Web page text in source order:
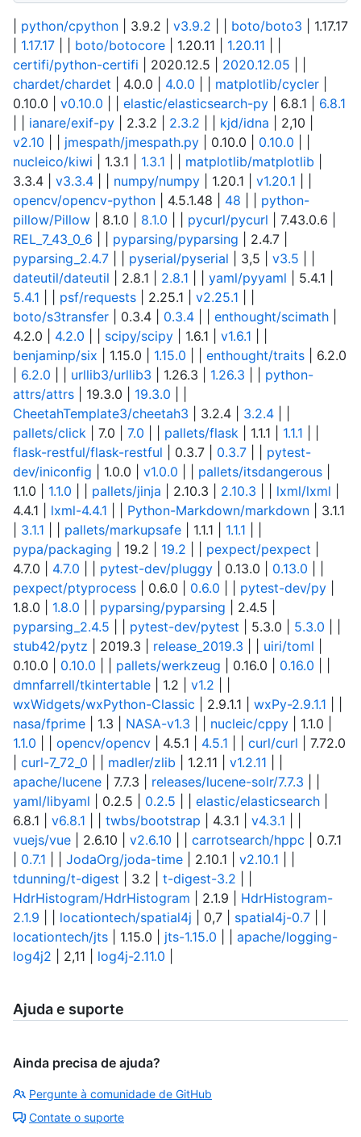
python/cpython | 3.9.2 | v3.9.2 boto/boto3 | 1.17.17
1.17.17 boto/botocore | 1.20.11 | 1.20.11
certifi/python-certifi | 2020.12.5 | 2020.12.05
chardet/chardet | 4.0.0 | 4.0.0 matplotlib/cycler
0.10.0 | v0.10.0 elastic/elasticsearch-py | 6.8.1 | 6.8.1
ianare/exif-py | 2.3.2 | 2.3.2 kjd/idna | 2,10 |
v2.10
jmespath/jmespath.py | 0.10.0 | 0.10.0
nucleico/kiwi | 1.3.1 | 1.3.1 matplotlib/matplotlib
3.3.4 | v3.3.4 numpy/numpy | 1.20.1 | v1.20.1
opencv/opencv-python | 4.5.1.48 | 48
python-
pillow/Pillow | 8.1.0 | 8.1.0 pycurl/pycurl | 7.43.0.6 |
REL_7_43_0_6
pyparsing/pyparsing | 2.4.7 |
pyparsing_2.4.7
pyserial/pyserial | 3,5 | v3.5
dateutil/dateutil | 2.8.1 | 2.8.1 yaml/pyyaml | 5.4.1 |
5.4.1
psf/requests | 2.25.1 | v2.25.1
boto/s3transfer | 0.3.4 | 0.3.4 enthought/scimath
4.2.0 | 4.2.0 scipy/scipy | 1.6.1 | v1.6.1
benjaminp/six | 1.15.0 | 1.15.0 enthought/traits | 6.2.0
6.2.0 urllib3/urllib3 | 1.26.3 | 1.26.3
python-
attrs/attrs | 19.3.0 | 19.3.0
CheetahTemplate3/cheetah3 | 3.2.4 | 3.2.4
pallets/click | 7.0 | 7.0 pallets/flask | 1.1.1 | 1.1.1
flask-restful/flask-restful | 0.3.7 | 0.3.7
pytest-
dev/iniconfig | 1.0.0 | v1.0.0 pallets/itsdangerous
1.1.0 | 1.1.0 pallets/jinja | 2.10.3 | 2.10.3 lxml/lxml
4.4.1 | lxml-4.4.1 Python-Markdown/markdown | 3.1.1
3.1.1 pallets/markupsafe | 1.1.1 | 1.1.1
pypa/packaging | 19.2 | 19.2 pexpect/pexpect
4.7.0 | 4.7.0 pytest-dev/pluggy | 0.13.0 | 0.13.0
pexpect/ptyprocess | 0.6.0 | 0.6.0 pytest-dev/py
1.8.0 | 1.8.0 pyparsing/pyparsing | 2.4.5 |
pyparsing_2.4.5
pytest-dev/pytest | 5.3.0 | 5.3.0
stub42/pytz | 2019.3 | release_2019.3 uiri/toml
0.10.0 | 0.10.0 pallets/werkzeug | 0.16.0 | 0.16.0
dmnfarrell/tkintertable | 1.2 | v1.2
wxWidgets/wxPython-Classic | 2.9.1.1 | wxPy-2.9.1.1
nasa/fprime | 1.3 | NASA-v1.3 nucleic/cppy | 1.1.0 |
1.1.0
opencv/opencv | 4.5.1 | 4.5.1 curl/curl | 7.72.0
curl-7_72_0 madler/zlib | 1.2.11 | v1.2.11
apache/lucene | 7.7.3 | releases/lucene-solr/7.7.3
yaml/libyaml | 0.2.5 | 0.2.5 elastic/elasticsearch
6.8.1 | v6.8.1 twbs/bootstrap | 4.3.1 | v4.3.1
vuejs/vue | 2.6.10 | v2.6.10 carrotsearch/hppc | 0.7.1
0.7.1 JodaOrg/joda-time | 2.10.1 | v2.10.1
tdunning/t-digest | 3.2 | t-digest-3.2
HdrHistogram/HdrHistogram | 2.1.9 | HdrHistogram-
2.1.9
locationtech/spatial4j | 0,7 | spatial4j-0.7
locationtech/jts | 1.15.0 | jts-1.15.0
apache/logging-
log4j2 | 2,11 | log4j-2.11.0
Ajuda e suporte
Ainda precisa de ajuda?
Pergunte à comunidade de GitHub
Contate o suporte